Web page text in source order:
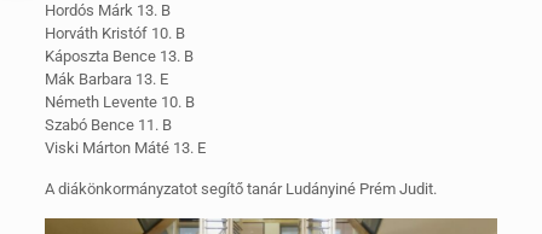
Hordós Márk 13. B
Horváth Kristóf 10. B
Káposzta Bence 13. B
Mák Barbara 13. E
Németh Levente 10. B
Szabó Bence 11. B
Viski Márton Máté 13. E
A diákönkormányzatot segítő tanár Ludányiné Prém Judit.